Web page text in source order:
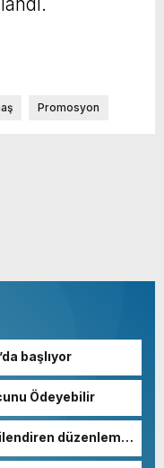
Promosyon
başlıyor
Ödeyebilir
düzenleme!